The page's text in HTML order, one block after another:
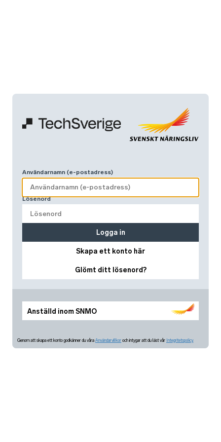
Anställd inom SNMO
Användarnamn (e-postadress)
Lösenord
Skapa ett konto här
Glömt ditt lösenord?
Logga in
Genom att skapa ett konto godkänner du våra Användarvillkor och intygar att du läst vår Integritetspolicy.